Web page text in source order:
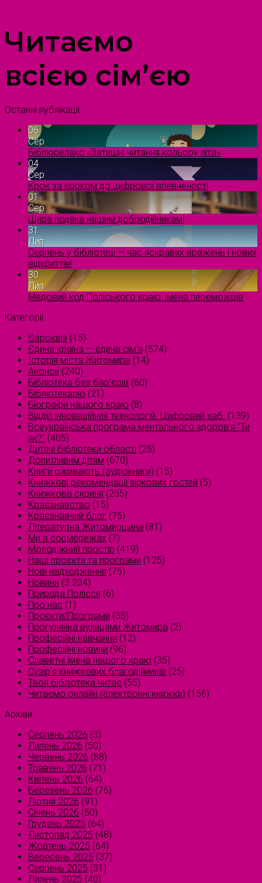
Читаємо
всією сім’єю
Останні публікації
06
Сер
Бібліорелакс «Затишні читання кольору літа»
04
Сер
Крок за кроком до цифрової впевненості
01
Сер
Щира подяка нашим добродійникам!
31
Лип
Серпень у бібліотеці — час яскравих вражень і нових
відкриттів!
30
Лип
Медовий код Поліського краю: імена переможців
Категорії
Євроквіз (15)
Єдина країна — єдина сім’я (574)
Історія міста Житомира (14)
Анонси (240)
Бібліотека без бар'єрів (60)
Бібліотекарю (21)
Біографи нашого краю (8)
Відділ інноваційних технологій. Цифровий хаб. (139)
Всеукраїнська програма ментального здоров'я "Ти
як?" (405)
Дитячі бібліотеки області (25)
Допитливим дітям (670)
Книги оживають (аудіокниги) (15)
Книжкові рекомендації зіркових гостей (5)
Книжкова скриня (255)
Краєзнавство (15)
Краєзнавчий блог (75)
Літературна Житомирщина (81)
Ми в соцмережах (7)
Молодіжний простір (419)
Наші проєкти та програми (125)
Нові надходження (75)
Новини (3 234)
Природа Полісся (6)
Про нас (1)
Проєкти/Програми (35)
Прогулянка вулицями Житомира (2)
Професійні навчання (12)
Професійні новини (96)
Славетні імена нашого краю (35)
Сузірʼя книжкових благодійників (25)
Твоя бібліотека читає (55)
Читаємо онлайн (електронні книжки) (156)
Архіви
Серпень 2026 (3)
Липень 2026 (50)
Червень 2026 (88)
Травень 2026 (71)
Квітень 2026 (64)
Березень 2026 (76)
Лютий 2026 (91)
Січень 2026 (50)
Грудень 2025 (64)
Листопад 2025 (48)
Жовтень 2025 (64)
Вересень 2025 (37)
Серпень 2025 (31)
Липень 2025 (40)